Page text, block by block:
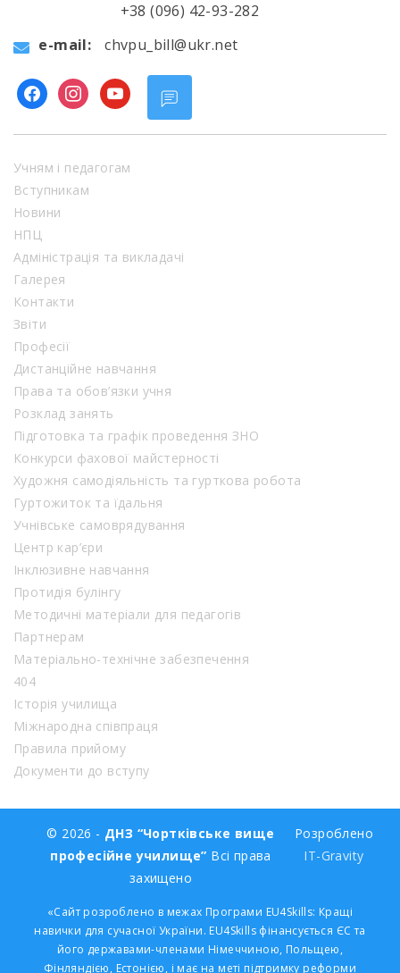
+38 (096) 42-93-282
e-mail:
chvpu_bill@ukr.net
facebookinstagram
youtube
Учням і педагогам
Вступникам
Новини
НПЦ
Адміністрація та викладачі
Галерея
Контакти
Звіти
Професії
Дистанційне навчання
Права та обов’язки учня
Розклад занять
Підготовка та графік проведення ЗНО
Конкурси фахової майстерності
Художня самодіяльність та гурткова робота
Гуртожиток та їдальня
Учнівське самоврядування
Центр кар’єри
Інклюзивне навчання
Протидія булінгу
Методичні матеріали для педагогів
Партнерам
Матеріально-технічне забезпечення
404
Історія училища
Міжнародна співпраця
Правила прийому
Документи до вступу
© 2026 - ДНЗ “Чортківське вище
професійне училище” Всі права
захищено
Розроблено
IT-Gravity
«Сайт розроблено в межах Програми EU4Skills: Кращі
навички для сучасної України. EU4Skills фінансується ЄС та
його державами-членами Німеччиною, Польщею,
Фінляндією, Естонією, і має на меті підтримку реформи